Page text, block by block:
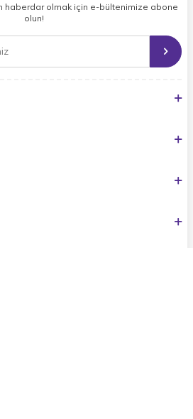
haberdar olmak için e-bültenimize abone
olun!